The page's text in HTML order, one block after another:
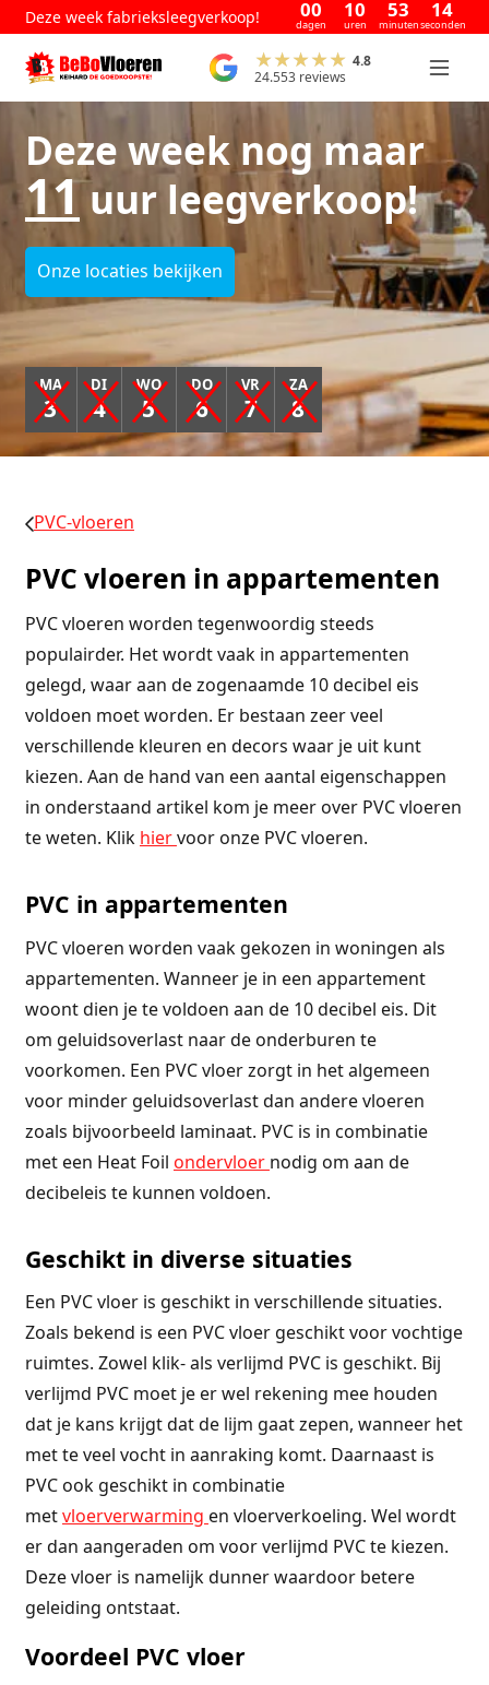
Deze week fabrieksleegverkoop! 00
dagen
10
uren
53
minuten
13
seconden
4.8
24.553 reviews
Deze week nog maar
11uur leegverkoop!
Onze locaties bekijken
MA
3
DI
4
WO
5
DO
6
VR
7
ZA
8
PVC-vloeren
PVC vloeren in appartementen
PVC vloeren worden tegenwoordig steeds
populairder. Het wordt vaak in appartementen
gelegd, waar aan de zogenaamde 10 decibel eis
voldoen moet worden. Er bestaan zeer veel
verschillende kleuren en decors waar je uit kunt
kiezen. Aan de hand van een aantal eigenschappen
in onderstaand artikel kom je meer over PVC vloeren
te weten. Klik hiervoor onze PVC vloeren.
PVC in appartementen
PVC vloeren worden vaak gekozen in woningen als
appartementen. Wanneer je in een appartement
woont dien je te voldoen aan de 10 decibel eis. Dit
om geluidsoverlast naar de onderburen te
voorkomen. Een PVC vloer zorgt in het algemeen
voor minder geluidsoverlast dan andere vloeren
zoals bijvoorbeeld laminaat. PVC is in combinatie
met een Heat Foil ondervloer nodig om aan de
decibeleis te kunnen voldoen.
Geschikt in diverse situaties
Een PVC vloer is geschikt in verschillende situaties.
Zoals bekend is een PVC vloer geschikt voor vochtige
ruimtes. Zowel klik- als verlijmd PVC is geschikt. Bij
verlijmd PVC moet je er wel rekening mee houden
dat je kans krijgt dat de lijm gaat zepen, wanneer het
met te veel vocht in aanraking komt. Daarnaast is
PVC ook geschikt in combinatie
metvloerverwarming en vloerverkoeling. Wel wordt
er dan aangeraden om voor verlijmd PVC te kiezen.
Deze vloer is namelijk dunner waardoor betere
geleiding ontstaat.
Voordeel PVC vloer